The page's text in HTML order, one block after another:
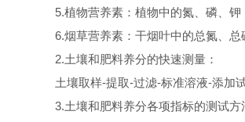
5.植物营养素：植物中的氮、磷、钾
6.烟草营养素：干烟叶中的总氮、
2.土壤和肥料养分的快速测量：
土壤取样-提取-过滤-标准溶液-添加
3.土壤和肥料养分各项指标的测试方